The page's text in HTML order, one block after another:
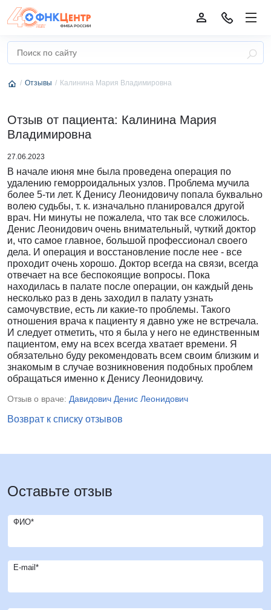
Отзывы Калинина Мария Владимировна
Отзыв от пациента: Калинина Мария
Владимировна
27.06.2023
В начале июня мне была проведена операция по
удалению геморроидальных узлов. Проблема мучила
более 5-ти лет. К Денису Леонидовичу попала буквально
волею судьбы, т. к. изначально планировался другой
врач. Ни минуты не пожалела, что так все сложилось.
Денис Леонидович очень внимательный, чуткий доктор
и, что самое главное, большой профессионал своего
дела. И операция и восстановление после нее - все
проходит очень хорошо. Доктор всегда на связи, всегда
отвечает на все беспокоящие вопросы. Пока
находилась в палате после операции, он каждый день
несколько раз в день заходил в палату узнать
самочувствие, есть ли какие-то проблемы. Такого
отношения врача к пациенту я давно уже не встречала.
И следует отметить, что я была у него не единственным
пациентом, ему на всех всегда хватает времени. Я
обязательно буду рекомендовать всем своим близким и
знакомым в случае возникновения подобных проблем
обращаться именно к Денису Леонидовичу.
Отзыв о враче: Давидович Денис Леонидович
Возврат к списку отзывов
Оставьте отзыв
ФИО*
E-mail*